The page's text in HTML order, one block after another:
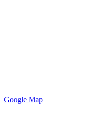
Google Map